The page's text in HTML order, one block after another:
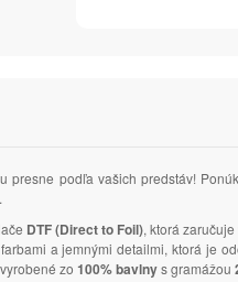
presne podľa vašich predstáv!
DTF (Direct to Foil), ktorá
a jemnými detailmi, ktorá je
zo 100% bavlnys gramážou